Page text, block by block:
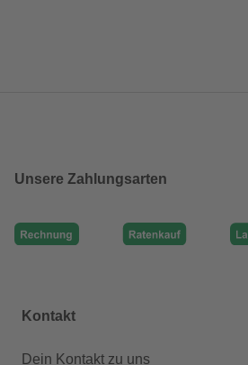
Unsere Zahlungsarten
Kontakt
Dein Kontakt zu uns